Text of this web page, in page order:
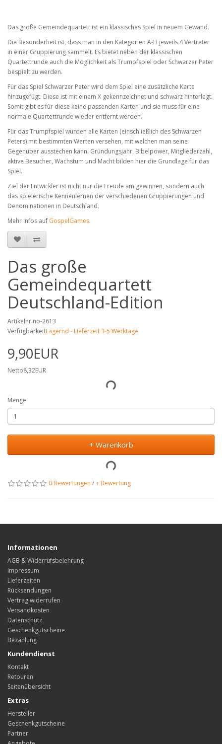
Das große Gemeindequartett ist ein klassisches Spiel in neuem Gewand.
Die Besonderheit ist, dass man in den Kategorien A-H jeweils 4 Vertreter
in einer Gruppierung sammelt. Es bietet neben der klassischen
Quartettrunde auch die Möglichkeit als Trumpfspiel oder Schwarzer Peter
bespielt zu werden.
Für das Spiel Schwarzer Peter wird dem Spiel eine zusätzliche Karte
hinzugefügt. Diese ist mit einem X gekennzeichnet und schwarz hinterlegt.
Somit gibt es für diese keine passenden Karten und sie muss für eine
normale Quartettrunde wieder entfernt werden.
Für das Trumpfspiel wurden alle Karten (einschließlich des Schwarzen
Peters) mit bestimmten Werten versehen, mit welchen man seine
Gegenüber ausstechen kann. Gründungsjahr, Bibelpower, Mitgliederzahl,
aktive Besucher, Wachstum und Macht bilden hier die Grundlage für das
Spiel.
Ziel der Entwickler ist nicht nur die Freude am gewinnen, sondern auch
das spielerische Kennenlernen der verschiedenen Gruppierungen und
Denominationen in Deutschland.
Mehr Infos auf GospelGames.
Das große
Gemeindequartett
Deutschland-Edition
Artikelnr.no-2613
VerfügbarkeitLagernd - Lieferzeit 3-5 Werktage
9,90EUR
Netto8,32EUR
Menge
+ Warenkorb
0 Bewertungen /+ Bewertung
Informationen
AGB & Widerrufsbelehrung
Impressum
Lieferzeiten
Rücksendungen
Vertrag widerrufen
Versandkosten
Datenschutz
Geschenkgutscheine
Bezahlung
Kundendienst
Kontakt
Retouren
Seitenübersicht
Extras
Hersteller
Geschenkgutscheine
Partner